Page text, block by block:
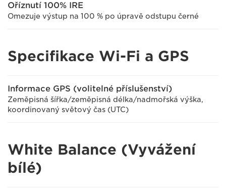
Oříznutí 100% IRE
Omezuje výstup na 100 % po úpravě odstupu černé
Specifikace Wi-Fi a GPS
Informace GPS (volitelné příslušenství)
Zeměpisná šířka/zeměpisná délka/nadmořská výška,
koordinovaný světový čas (UTC)
White Balance (Vyvážení
bílé)